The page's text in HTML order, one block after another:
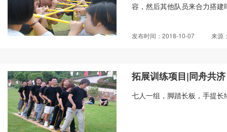
容，然后其他队员来合力搭
发布时间：2018-10-07 来源
拓展训练项目|同舟共济
七人一组，脚踏长板，手提